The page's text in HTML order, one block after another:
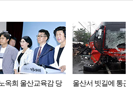
옥희 울산교육감 당 울산서 빗길에 통근